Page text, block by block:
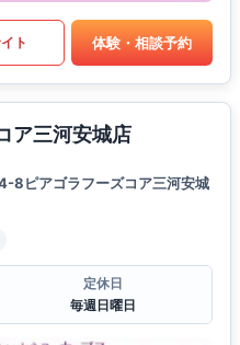
ト 体験・相談予約
ア三河安城店
8ピアゴラフーズコア三河安城
定休日
毎週日曜日